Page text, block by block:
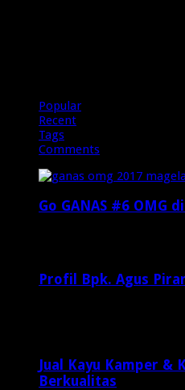
Popular
Recent
Tags
Comments
Go GANAS #6 OMG
Profil Bpk. Agus
Jual Kayu Kamper &
Berkualitas